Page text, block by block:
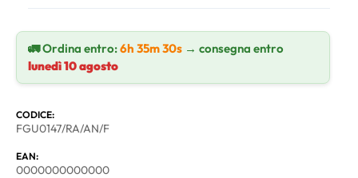
🚛 Ordina entro:6h 35m 30s → consegna entro
lunedì 10 agosto
CODICE:
FGU0147/RA/AN/F
EAN:
0000000000000